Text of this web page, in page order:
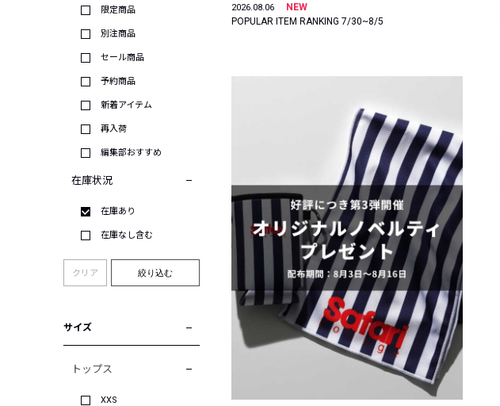
限定商品
別注商品
セール商品
予約商品
新着アイテム
再入荷
編集部おすすめ
在庫状況
在庫あり
在庫なし含む
クリア 絞り込む
サイズ
トップス
XXS
2026.08.06
NEW
POPULAR ITEM RANKING 7/30~8/5